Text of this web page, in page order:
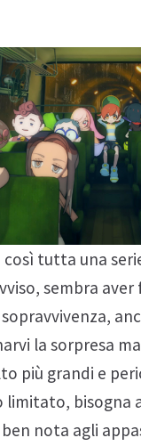
così tutta una
sembra
la sorpresa
più grandi e
bisogna
nota agli